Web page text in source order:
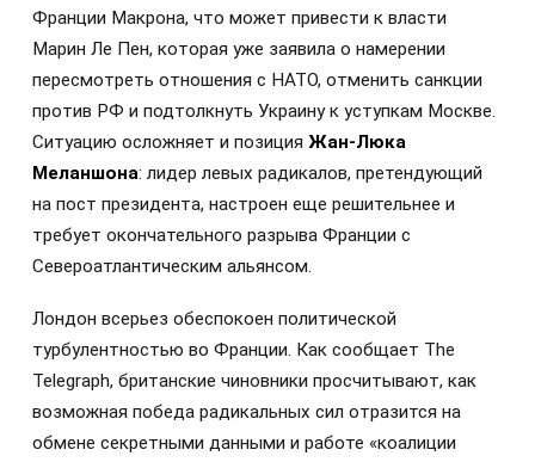
Франции Макрона, что может привести к власти
Марин Ле Пен, которая уже заявила о намерении
пересмотреть отношения с НАТО, отменить санкции
против РФ и подтолкнуть Украину к уступкам Москве.
Ситуацию осложняет и позиция Жан-Люка
Меланшона: лидер левых радикалов, претендующий
на пост президента, настроен еще решительнее и
требует окончательного разрыва Франции с
Североатлантическим альянсом.
Лондон всерьез обеспокоен политической
турбулентностью во Франции. Как сообщает The
Telegraph, британские чиновники просчитывают, как
возможная победа радикальных сил отразится на
обмене секретными данными и работе «коалиции